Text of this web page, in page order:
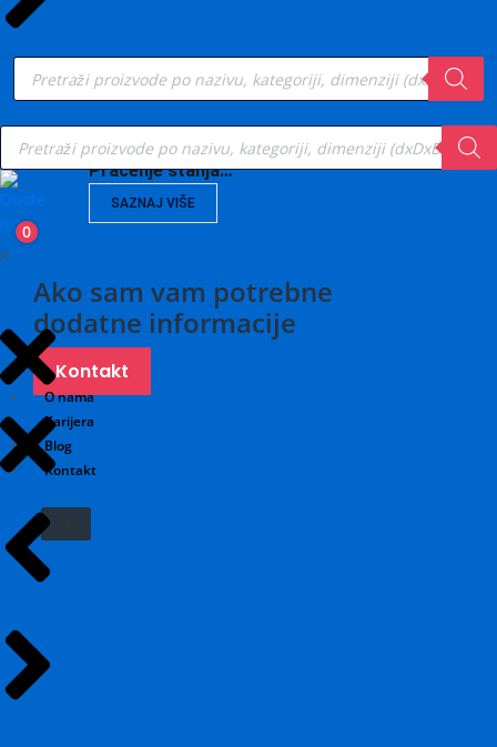
Vibrodijagnostika,
Praćenje stanja…
SAZNAJ VIŠE
Ako sam vam potrebne
dodatne informacije
Kontakt
O nama
Karijera
Blog
Kontakt
Products
search
Products
search
0
X